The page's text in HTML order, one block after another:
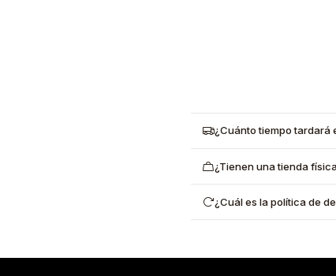
¿Cuánto tiempo tardará
¿Tienen una tienda
¿Cuál es la política de